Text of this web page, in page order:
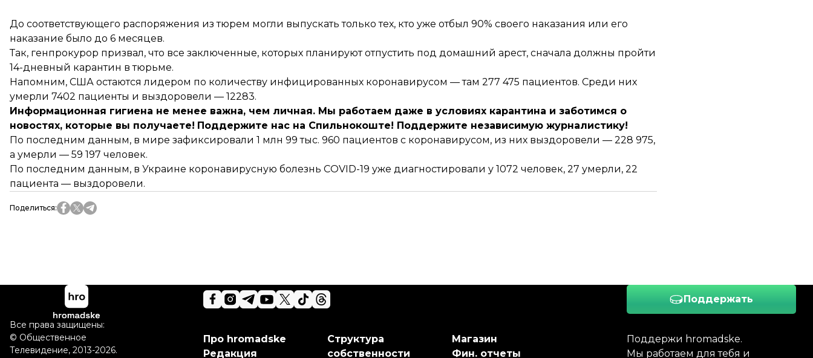
До соответствующего распоряжения из тюрем могли выпускать только тех, кто уже отбыл 90% своего наказания или его
наказание было до 6 месяцев.
Так, генпрокурор призвал, что все заключенные, которых планируют отпустить под домашний арест, сначала должны пройти
14-дневный карантин в тюрьме.
Напомним, США остаются лидером по количеству инфицированных коронавирусом — там 277 475 пациентов. Среди них
умерли 7402 пациенты и выздоровели — 12283.
Информационная гигиена не менее важна, чем личная. Мы работаем даже в условиях карантина и заботимся о
новостях, которые вы получаете! Поддержите нас на Спильнокоште! Поддержите независимую журналистику!
По последним данным, в мире зафиксировали 1 млн 99 тыс. 960 пациентов с коронавирусом, из них выздоровели — 228 975,
а умерли — 59 197 человек.
По последним данным, в Украине коронавирусную болезнь COVID-19 уже диагностировали у 1072 человек, 27 умерли, 22
пациента — выздоровели.
Поделиться:
Поддержать
Поддержи hromadske.
Мы работаем для тебя и
Про hromadske
Редакция
Структура
собственности
Магазин
Фин. отчеты
Все права защищены:
© Общественное
Телевидение, 2013-2026.